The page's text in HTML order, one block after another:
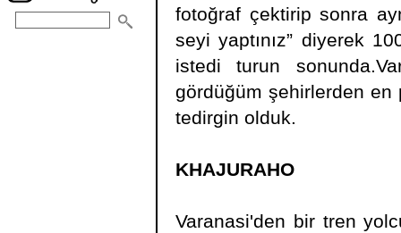
fotoğraf çektirip sonra
seyi yaptınız” diyerek
istedi turun
gördüğüm şehirlerden en
tedirgin olduk.
KHAJURAHO
Varanasi'den bir tren